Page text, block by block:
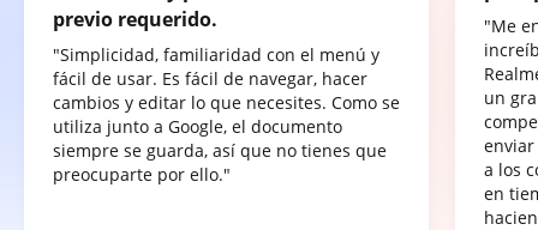
previo requerido.
"Simplicidad, familiaridad con el menú y
fácil de usar. Es fácil de navegar, hacer
cambios y editar lo que necesites. Como se
utiliza junto a Google, el documento
siempre se guarda, así que no tienes que
preocuparte por ello."
"Me
un
a los
en